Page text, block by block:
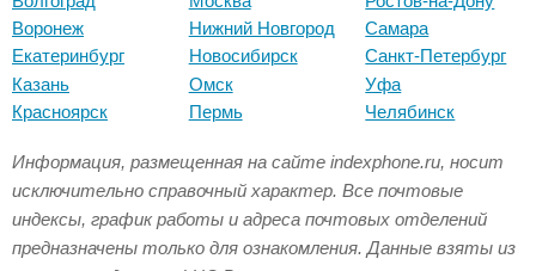
Воронеж
Екатеринбург
Казань
Красноярск
Нижний Новгород
Новосибирск
Омск
Пермь
Самара
Санкт-Петербург
Уфа
Челябинск
Информация, размещенная на сайте indexphone.ru, носит
исключительно справочный характер. Все почтовые
индексы, график работы и адреса почтовых отделений
предназначены только для ознакомления. Данные взяты из